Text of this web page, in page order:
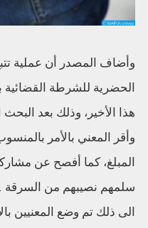
وأضاف المصدر أن عملية
الحضرية للشرطة
هذا الأخير، وذلك بعد البحث
وأقر المعني بالأمر
المبلغ، كما أفصح عن
سلمهم نصيبهم من السرقة .
الى ذلك تم وضع المعنيين